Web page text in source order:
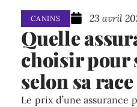
CANINS 23 avril
Quelle
choisir pour
selon sa race
Le prix d’une assurance